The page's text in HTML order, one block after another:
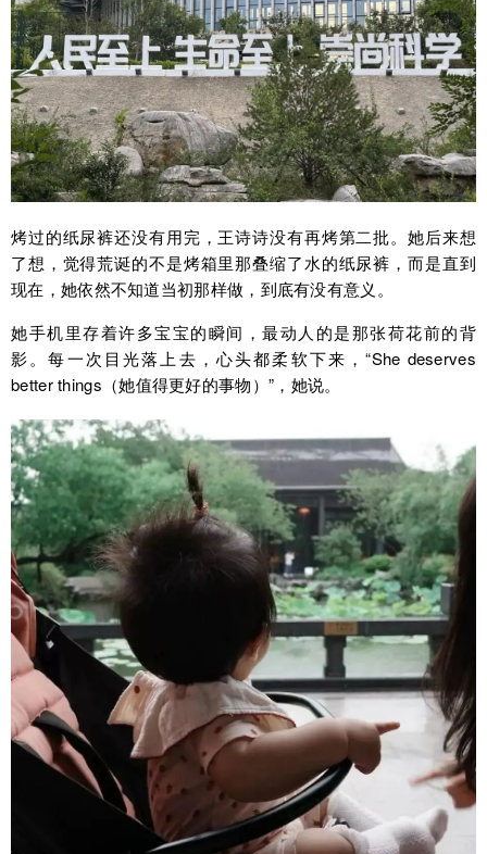
烤过的纸尿裤还没有用完，王诗诗没有再烤第二批。她后来想
了想，觉得荒诞的不是烤箱里那叠缩了水的纸尿裤，而是直到
现在，她依然不知道当初那样做，到底有没有意义。
她手机里存着许多宝宝的瞬间，最动人的是那张荷花前的背
影。每一次目光落上去，心头都柔软下来，“She deserves
better things（她值得更好的事物）”，她说。